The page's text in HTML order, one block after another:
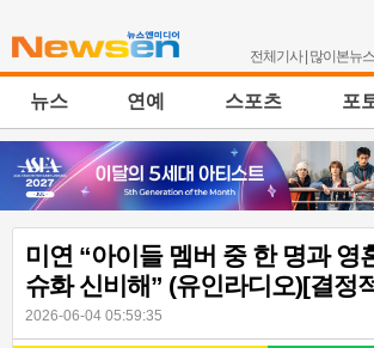
전체기사| 많이본뉴스
뉴스 연예 스포츠 포
미연 “아이들 멤버 중 한 명과 영
슈화 신비해” (유인라디오)[결정
2026-06-04 05:59:35